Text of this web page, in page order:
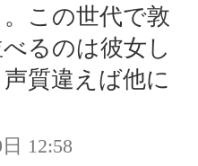
この世代で敦
るのは彼女し
質違えば他に
12:58